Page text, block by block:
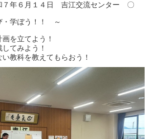
年６月１４日 吉江交流センター 〇
学ぼう！！ ～
を立てよう！
てみよう！
教科を教えてもらおう！